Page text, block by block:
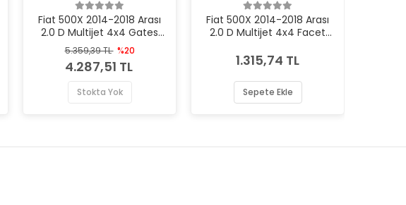
Fiat 500X 2014-2018 Arası
2.0 D Multijet 4x4 Gates
Marka Termostat
5.359,39 TL %20
4.287,51 TL
Stokta Yok
Fiat 500X 2014-2018 Arası
2.0 D Multijet 4x4 Facet
1.315,74 TL
Sepete Ekle